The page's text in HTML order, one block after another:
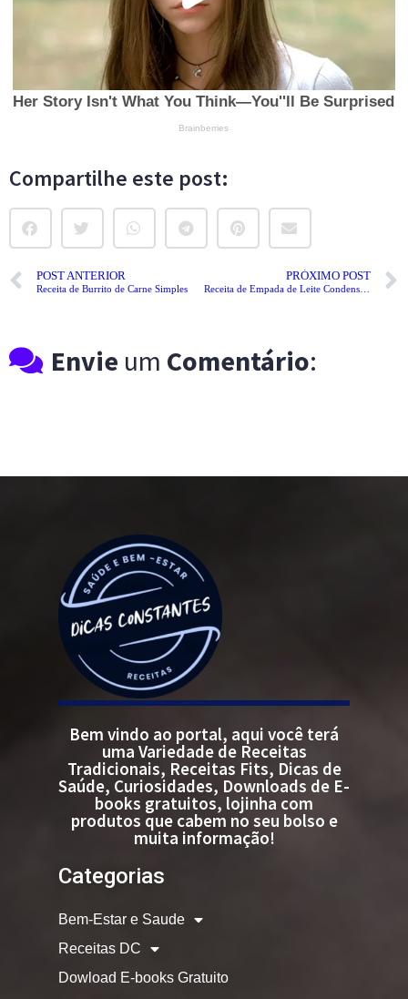
Compartilhe este post:
POST ANTERIOR
Receita de Burrito de Carne Simples
PRÓXIMO POST
Receita de Empada de Leite Condensado
Envie um Comentário:
Bem vindo ao portal, aqui você terá
uma Variedade de Receitas
Tradicionais, Receitas Fits, Dicas de
Saúde, Curiosidades, Downloads de E-
books gratuitos, lojinha com
produtos que cabem no seu bolso e
muita informação!
Categorias
Bem-Estar e Saude
Receitas DC
Dowload E-books Gratuito